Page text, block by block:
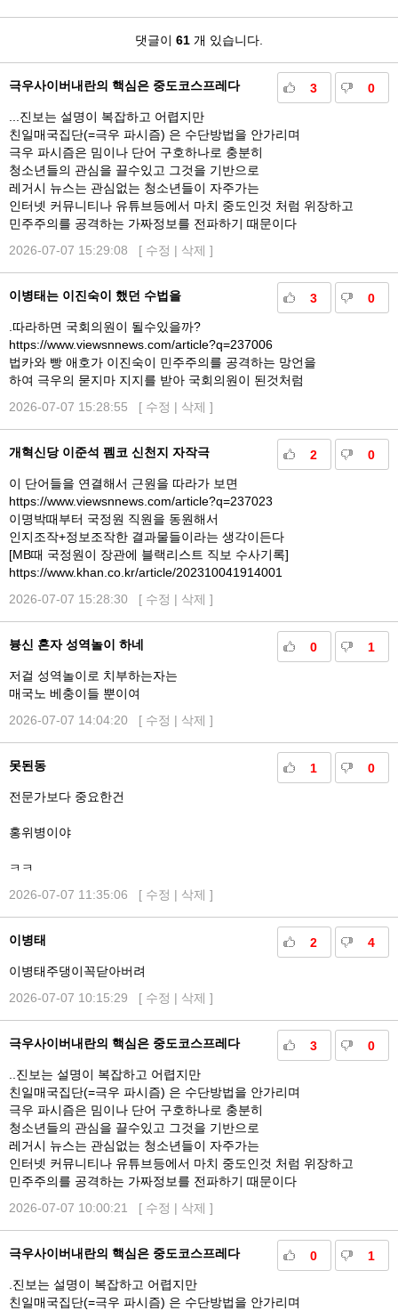
글
댓글이 61 개 있습니다.
3 0
극우사이버내란의 핵심은 중도코스프레다
...진보는 설명이 복잡하고 어렵지만
친일매국집단(=극우 파시즘) 은 수단방법을 안가리며
극우 파시즘은 밈이나 단어 구호하나로 충분히
청소년들의 관심을 끌수있고 그것을 기반으로
레거시 뉴스는 관심없는 청소년들이 자주가는
인터넷 커뮤니티나 유튜브등에서 마치 중도인것 처럼 위장하고
민주주의를 공격하는 가짜정보를 전파하기 때문이다
2026-07-07 15:29:08 [ 수정 | 삭제 ]
3 0
이병태는 이진숙이 했던 수법을
.따라하면 국회의원이 될수있을까?
https://www.viewsnnews.com/article?q=237006
법카와 빵 애호가 이진숙이 민주주의를 공격하는 망언을
하여 극우의 묻지마 지지를 받아 국회의원이 된것처럼
2026-07-07 15:28:55 [ 수정 | 삭제 ]
2 0
개혁신당 이준석 펨코 신천지 자작극
이 단어들을 연결해서 근원을 따라가 보면
https://www.viewsnnews.com/article?q=237023
이명박때부터 국정원 직원을 동원해서
인지조작+정보조작한 결과물들이라는 생각이든다
[MB때 국정원이 장관에 블랙리스트 직보 수사기록]
https://www.khan.co.kr/article/202310041914001
2026-07-07 15:28:30 [ 수정 | 삭제 ]
0 1
븅신 혼자 성역놀이 하네
저걸 성역놀이로 치부하는자는
매국노 베충이들 뿐이여
2026-07-07 14:04:20 [ 수정 | 삭제 ]
1 0
못된동
전문가보다 중요한건
홍위병이야
ㅋㅋ
2026-07-07 11:35:06 [ 수정 | 삭제 ]
2 4
이병태
이병태주댕이꼭닫아버려
2026-07-07 10:15:29 [ 수정 | 삭제 ]
3 0
극우사이버내란의 핵심은 중도코스프레다
..진보는 설명이 복잡하고 어렵지만
친일매국집단(=극우 파시즘) 은 수단방법을 안가리며
극우 파시즘은 밈이나 단어 구호하나로 충분히
청소년들의 관심을 끌수있고 그것을 기반으로
레거시 뉴스는 관심없는 청소년들이 자주가는
인터넷 커뮤니티나 유튜브등에서 마치 중도인것 처럼 위장하고
민주주의를 공격하는 가짜정보를 전파하기 때문이다
2026-07-07 10:00:21 [ 수정 | 삭제 ]
0 1
극우사이버내란의 핵심은 중도코스프레다
.진보는 설명이 복잡하고 어렵지만
친일매국집단(=극우 파시즘) 은 수단방법을 안가리며